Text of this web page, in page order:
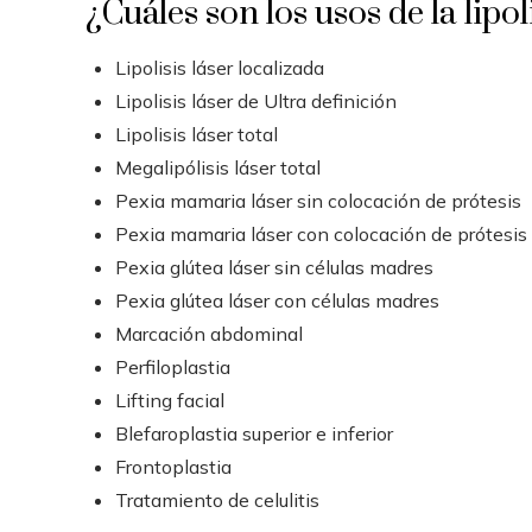
¿Cuáles son los usos de la
Lipolisis láser localizada
Lipolisis láser de Ultra definición
Lipolisis láser total
Megalipólisis láser total
Pexia mamaria láser sin colocación de prótesis
Pexia mamaria láser con colocación de prótesis
Pexia glútea láser sin células madres
Pexia glútea láser con células madres
Marcación abdominal
Perfiloplastia
Lifting facial
Blefaroplastia superior e inferior
Frontoplastia
Tratamiento de celulitis